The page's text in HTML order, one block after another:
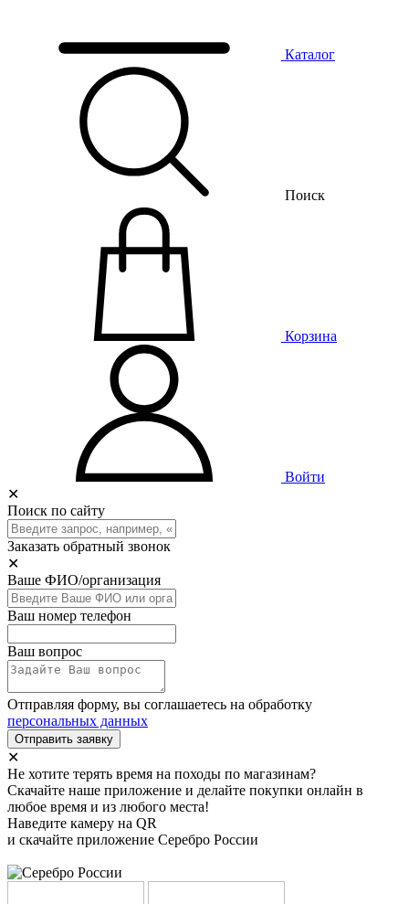
Каталог
Поиск
Корзина
Войти
✕
Поиск по сайту
Заказать обратный звонок
✕
Ваше ФИО/организация
Ваш номер телефон
Ваш вопрос
Отправляя форму, вы соглашаетесь на обработку
персональных данных
Отправить заявку
✕
Не хотите терять время на походы по магазинам?
Скачайте наше приложение и делайте покупки онлайн в
любое время и из любого места!
Наведите камеру на QR
и скачайте приложение Серебро России